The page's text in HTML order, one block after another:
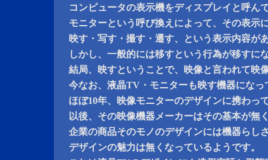
コンピュータの表示機をディスプレイと呼ん
モニターという呼び換えによって、その表示
映す・写す・撮す・遷す、という表示内容が
しかし、一般的には移すという行為が移すに
結局、映すということで、映像と言われて映
今なお、液晶TV・モニターも映す機器になっ
ほぼ10年、映像モニターのデザインに携わっ
以後、その映像機器メーカーはその基本が無
企業の商品そのモノのデザインには機器らし
デザインの魅力は無くなっているようです。